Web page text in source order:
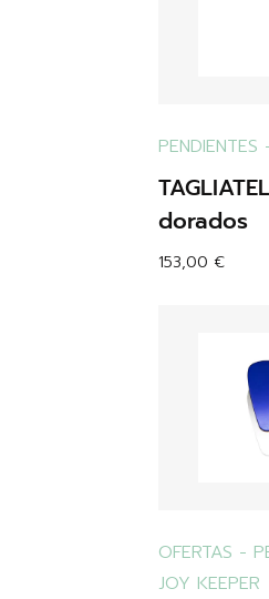
PENDIENTES
dorados
153,00 €
OFERTAS -
JOY KEEPER